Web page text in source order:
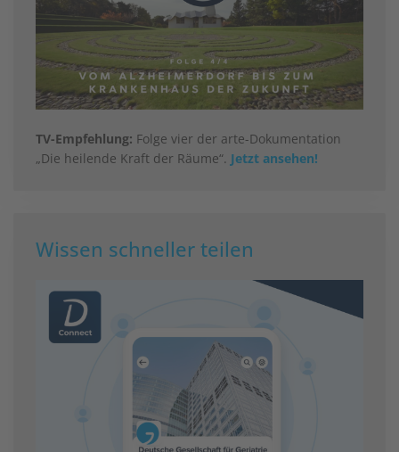
TV-Empfehlung: Folge vier der arte-Dokumentation
„Die heilende Kraft der Räume“. Jetzt ansehen!
Wissen schneller teilen